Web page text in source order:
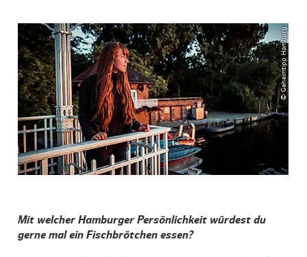
© Geheimtipp Hamburg
Mit welcher Hamburger Persönlichkeit würdest du
gerne mal ein Fischbrötchen essen?